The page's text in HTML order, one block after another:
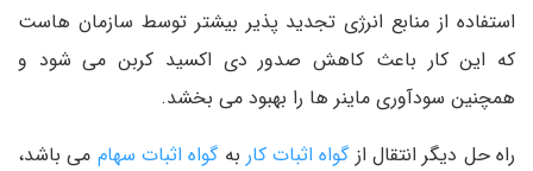
استفاده از منابع انرژی تجدید پذیر بیشتر توسط سازمان هاست
که این کار باعث کاهش صدور دی اکسید کربن می شود و
همچنین سودآوری ماینر ها را بهبود می بخشد.
راه حل دیگر انتقال ازگواه اثبات کار بهگواه اثبات سهام می باشد،